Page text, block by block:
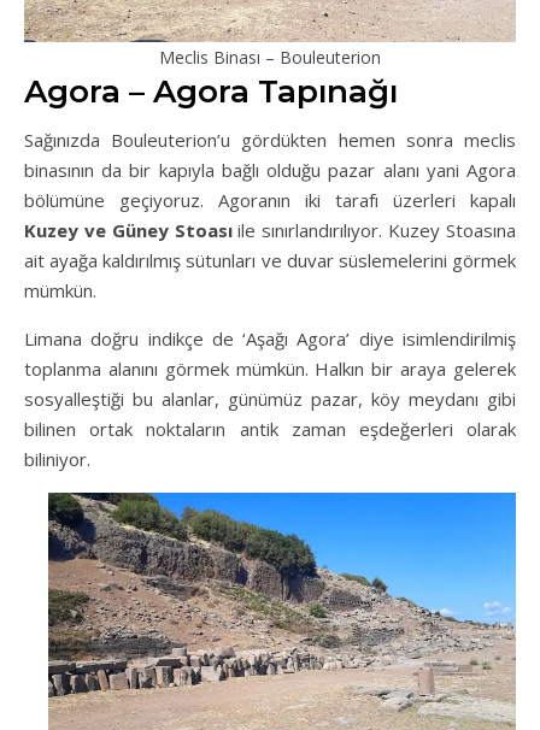
Meclis Binası – Bouleuterion
Agora – Agora Tapınağı
Sağınızda Bouleuterion’u gördükten hemen sonra meclis
binasının da bir kapıyla bağlı olduğu pazar alanı yani Agora
bölümüne geçiyoruz. Agoranın iki tarafı üzerleri kapalı
Kuzey ve Güney Stoasıile sınırlandırılıyor. Kuzey Stoasına
ait ayağa kaldırılmış sütunları ve duvar süslemelerini görmek
mümkün.
Limana doğru indikçe de ‘Aşağı Agora’ diye isimlendirilmiş
toplanma alanını görmek mümkün. Halkın bir araya gelerek
sosyalleştiği bu alanlar, günümüz pazar, köy meydanı gibi
bilinen ortak noktaların antik zaman eşdeğerleri olarak
biliniyor.